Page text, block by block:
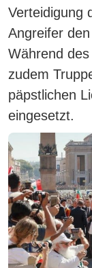
Verteidigung
Angreifer
Während
zudem
päpstlichen
eingesetzt.